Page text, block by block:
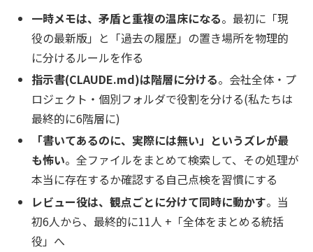
一時メモは、矛盾と重複の温床になる。最初に「現
役の最新版」と「過去の履歴」の置き場所を物理的
に分けるルールを作る
指示書(CLAUDE.md)は階層に分ける。会社全体・プ
ロジェクト・個別フォルダで役割を分ける(私たちは
最終的に6階層に)
「書いてあるのに、実際には無い」というズレが最
も怖い。全ファイルをまとめて検索して、その処理が
本当に存在するか確認する自己点検を習慣にする
レビュー役は、観点ごとに分けて同時に動かす。当
初6人から、最終的に11人 +「全体をまとめる統括
役」へ